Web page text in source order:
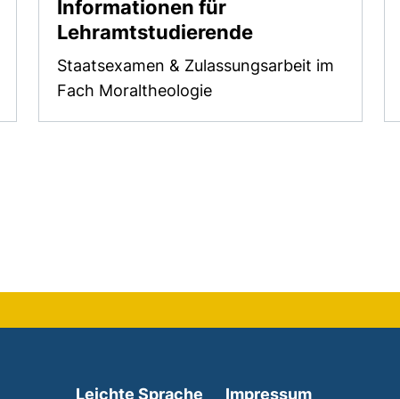
Informationen für
Lehramtstudierende
Staatsexamen & Zulassungsarbeit im
Fach Moraltheologie
Leichte Sprache Impressum